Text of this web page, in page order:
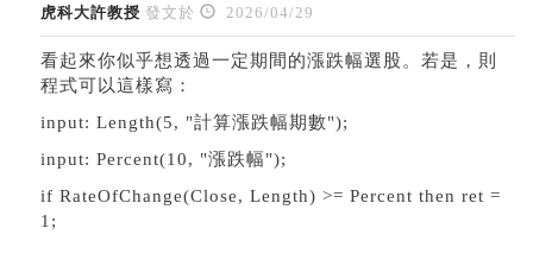
虎科大許教授 發文於 2026/04/29
看起來你似乎想透過一定期間的漲跌幅選股。若是，則
程式可以這樣寫：
input: Length(5, "計算漲跌幅期數");
input: Percent(10, "漲跌幅");
if RateOfChange(Close, Length) >= Percent then ret =
1;